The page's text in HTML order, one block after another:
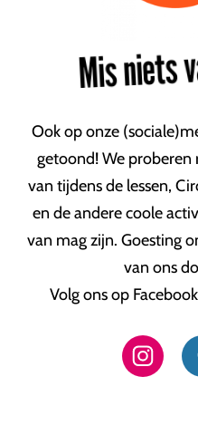
Mis niets
Ook op onze
getoond! We
van tijdens de lessen,
en de andere coole
van mag zijn. Goesting
van ons
Volg ons op